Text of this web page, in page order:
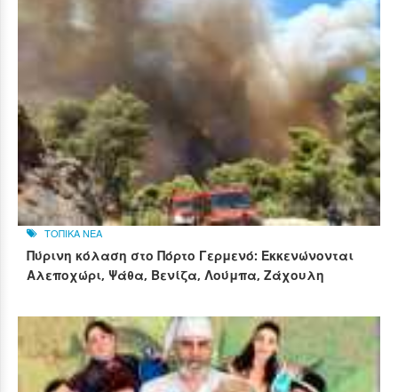
ΤΟΠΙΚΑ ΝΕΑ
Πύρινη κόλαση στο Πόρτο Γερμενό: Εκκενώνονται
Αλεποχώρι, Ψάθα, Βενίζα, Λούμπα, Ζάχουλη